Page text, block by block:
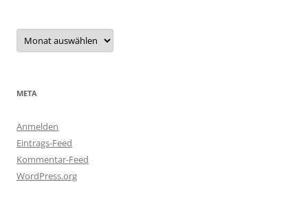
Archiv
META
Anmelden
Eintrags-Feed
Kommentar-Feed
WordPress.org